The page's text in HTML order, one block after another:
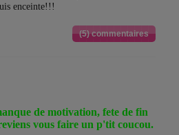
enceinte!!!
(5) commentaires
de motivation, fete de fin
vous faire un p'tit coucou.